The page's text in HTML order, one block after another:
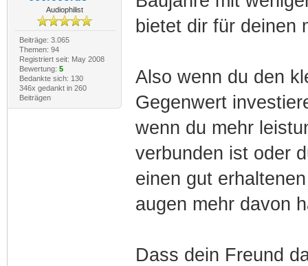
Audiophilist
Beiträge: 3.065
Themen: 94
Registriert seit: May 2008
Bewertung: 5
Bedankte sich: 130
346x gedankt in 260
Beiträgen
bietet dir für deinen
Also wenn du den
Gegenwert
wenn du mehr
verbunden ist oder
einen gut
augen mehr davon
Dass dein Freund